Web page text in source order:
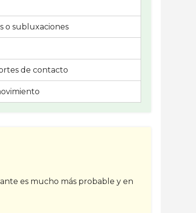
o subluxaciones
de contacto
es mucho más probable y en